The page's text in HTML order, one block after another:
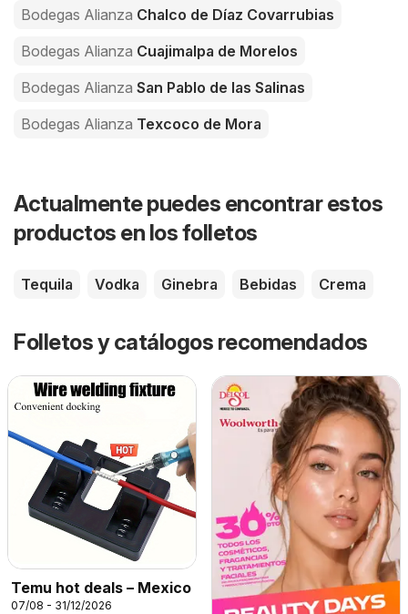
Bodegas Alianza Chalco de Díaz Covarrubias
Bodegas Alianza Cuajimalpa de Morelos
Bodegas Alianza San Pablo de las Salinas
Bodegas Alianza Texcoco de Mora
Actualmente puedes encontrar estos
productos en los folletos
Tequila Vodka Ginebra Bebidas Crema
Folletos y catálogos recomendados
Temu hot deals – Mexico
07/08 - 31/12/2026